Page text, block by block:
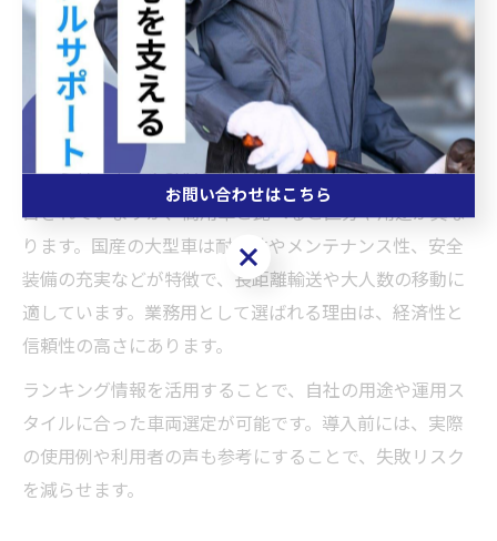
位を占めています。特に車両総重量や全長・全幅が大き
い車種ほど、輸送力や積載性に優れる傾向があります。
代表的な大型車両としては、10トン超の大型トラックや
大型観光バスなどが挙げられます。
ファミリーカーやSUVなど一般向けの「大きい車」も注
目されていますが、商用車と比べると区分や用途が異な
ります。国産の大型車は耐久性やメンテナンス性、安全
装備の充実などが特徴で、長距離輸送や大人数の移動に
適しています。業務用として選ばれる理由は、経済性と
信頼性の高さにあります。
ランキング情報を活用することで、自社の用途や運用ス
タイルに合った車両選定が可能です。導入前には、実際
の使用例や利用者の声も参考にすることで、失敗リスク
を減らせます。
お問い合わせはこちら
お問い合わせはこちら